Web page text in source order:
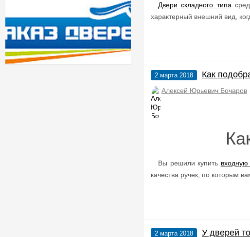
Двери складного типа
характерный внешний вид,
2 марта 2018 Как
Алексей Юрьевич Бочаров
Вы решили купить входную
качества ручек, по которым
2 марта 2018 У дверей